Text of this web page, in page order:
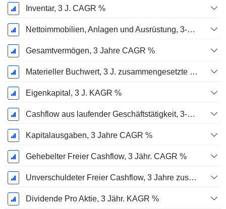
Inventar, 3 J. CAGR %
Nettoimmobilien, Anlagen und Ausrüstung, 3-Jahres-CAGR %
Gesamtvermögen, 3 Jahre CAGR %
Materieller Buchwert, 3 J. zusammengesetzte jährliche Wachstumsrate %
Eigenkapital, 3 J. KAGR %
Cashflow aus laufender Geschäftstätigkeit, 3-Jahres-CAGR %
Kapitalausgaben, 3 Jahre CAGR %
Gehebelter Freier Cashflow, 3 Jähr. CAGR %
Unverschuldeter Freier Cashflow, 3 Jahre zusammengesetzte jährliche Wachstumsrate %
Dividende Pro Aktie, 3 Jähr. KAGR %